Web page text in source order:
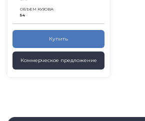
ОБЪЕМ КУЗОВА
54
Купить
Коммерческое предложение